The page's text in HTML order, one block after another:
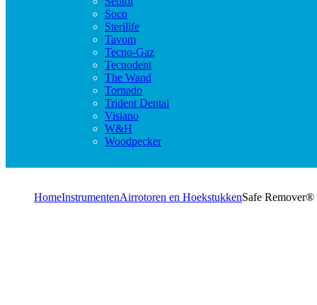
Soco
Sterilife
Tavom
Tecno-Gaz
Tecnodent
The Wand
Tornado
Trident Dental
Visiano
W&H
Woodpecker
HomeInstrumentenAirrotoren en HoekstukkenSafe Remover®